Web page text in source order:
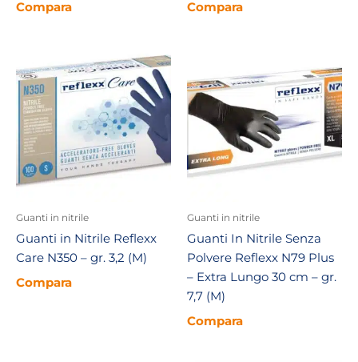
Compara Compara
Guanti in nitrile
Guanti in Nitrile Reflexx
Care N350 – gr. 3,2 (M)
Compara
Guanti in nitrile
Guanti In Nitrile Senza
Polvere Reflexx N79 Plus
– Extra Lungo 30 cm – gr.
7,7 (M)
Compara